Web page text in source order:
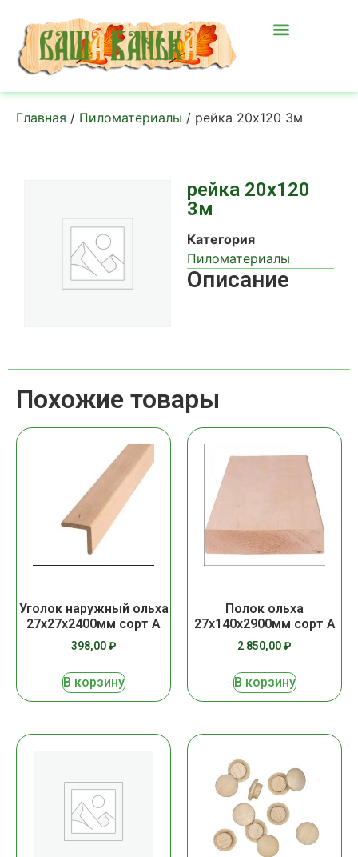
Главная / Пиломатериалы / рейка 20х120 3м
рейка 20х120
3м
Категория
Пиломатериалы
Описание
Похожие товары
Уголок наружный ольха
27х27х2400мм сорт А
398,00₽
В корзину
Полок ольха
27х140х2900мм сорт А
2 850,00₽
В корзину